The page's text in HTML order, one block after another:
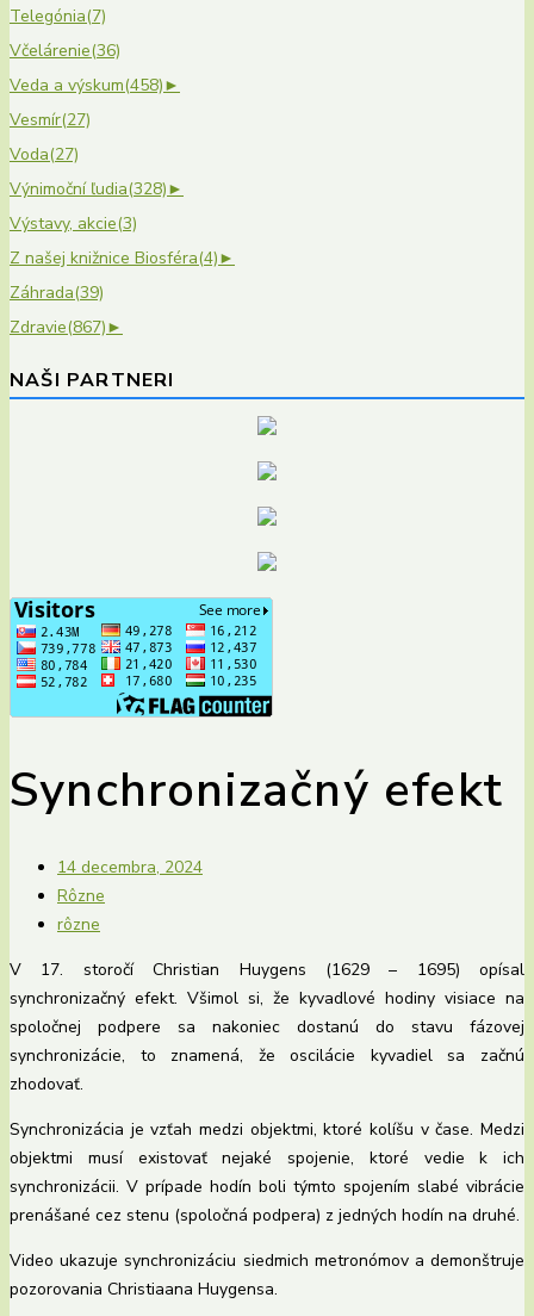
Telegónia(7)
Včelárenie(36)
Veda a výskum(458)►
Vesmír(27)
Voda(27)
Výnimoční ľudia(328)►
Výstavy, akcie(3)
Z našej knižnice Biosféra(4)►
Záhrada(39)
Zdravie(867)►
NAŠI PARTNERI
Synchronizačný efekt
14 decembra, 2024
Rôzne
rôzne
V 17. storočí Christian Huygens (1629 – 1695) opísal
synchronizačný efekt. Všimol si, že kyvadlové hodiny visiace na
spoločnej podpere sa nakoniec dostanú do stavu fázovej
synchronizácie, to znamená, že oscilácie kyvadiel sa začnú
zhodovať.
Synchronizácia je vzťah medzi objektmi, ktoré kolíšu v čase. Medzi
objektmi musí existovať nejaké spojenie, ktoré vedie k ich
synchronizácii. V prípade hodín boli týmto spojením slabé vibrácie
prenášané cez stenu (spoločná podpera) z jedných hodín na druhé.
Video ukazuje synchronizáciu siedmich metronómov a demonštruje
pozorovania Christiaana Huygensa.